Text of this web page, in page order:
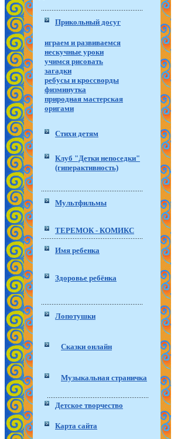
Прикольный досуг
играем и развиваемся
нескучные уроки
учимся рисовать
загадки
ребусы и кроссворды
физминутка
природная мастерская
оригами
Стихи детям
Клуб "Детки непоседки"
(гиперактивность)
Мультфильмы
ТЕРЕМОК - КОМИКС
Имя ребенка
Здоровье ребёнка
Лопотушки
Сказки онлайн
Музыкальная страничка
Детское творчество
Карта сайта